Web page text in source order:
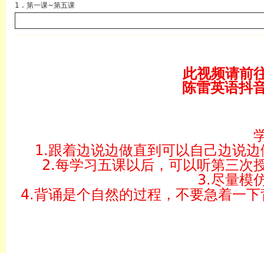
1 . 第一课~第五课
此视频请前
陈雷英语
1.跟着边说边做直到可以自己边说
2.每学习五课以后，可以听第三次
3.尽量模
4.背诵是个自然的过程，不要急着一